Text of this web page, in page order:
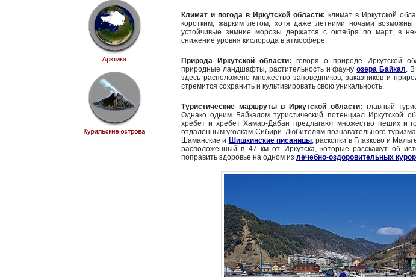
Климат и погода в Иркутской области: климат в Иркутской
коротким, жарким летом, хотя даже летними ночами
устойчивые зимние морозы держатся с октября по март, в
снижение уровня кислорода в атмосфере.
Природа Иркутской области: говоря о природе Иркутской
природные ландшафты, растительность и фаунуозера Байкал. В
здесь расположено множество заповедников, заказников и
стремится сохранить и культивировать свою уникальность.
Туристические маршруты в Иркутской области: главный
Однако одним Байкалом туристический потенциал Иркутской
хребет и хребет Хамар-Дабан предлагают множество пеших и
отдаленным уголкам Сибири. Любителям познавательного
Шаманские и Шишкинские писаницы, раскопки в Глазково и
расположенный в 47 км от Иркутска, которые расскажут об
поправить здоровье на одном из лечебно-оздоровительных